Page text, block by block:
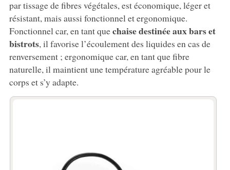
par tissage de fibres végétales, est économique, léger et
résistant, mais aussi fonctionnel et ergonomique.
Fonctionnel car, en tant quechaise destinée aux bars et
bistrots, il favorise l’écoulement des liquides en cas de
renversement ; ergonomique car, en tant que fibre
naturelle, il maintient une température agréable pour le
corps et s’y adapte.